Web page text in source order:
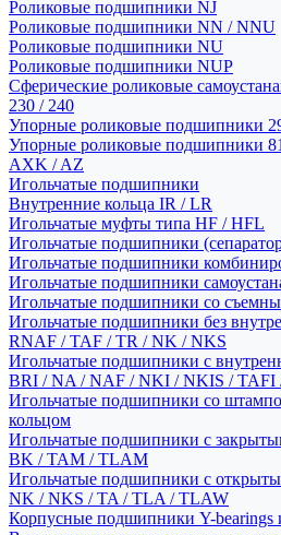
Роликовые подшипники NJ
Роликовые подшипники NN / NNU
Роликовые подшипники NU
Роликовые подшипники NUP
Сферические роликовые
230 / 240
Упорные роликовые подшипники
Упорные роликовые подшипники
AXK / AZ
Игольчатые подшипники
Внутренние кольца IR / LR
Игольчатые муфты типа HF / HFL
Игольчатые подшипники
Игольчатые подшипники
Игольчатые подшипники
Игольчатые подшипники со
Игольчатые подшипники без
RNAF / TAF / TR / NK / NKS
Игольчатые подшипники с
BRI / NA / NAF / NKI / NKIS / TAFI
Игольчатые подшипники со
кольцом
Игольчатые подшипники с
BK / TAM / TLAM
Игольчатые подшипники с
NK / NKS / TA / TLA / TLAW
Корпусные подшипники Y-bearings